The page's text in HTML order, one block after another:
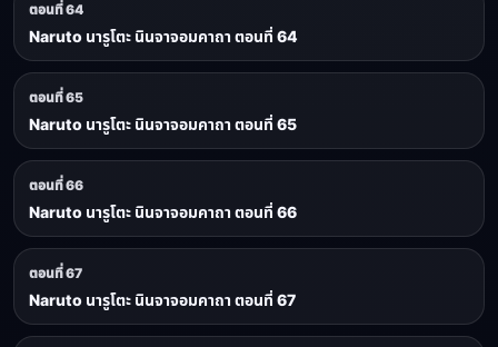
ตอนที่ 64
Naruto นารูโตะ นินจาจอมคาถา ตอนที่ 64
ตอนที่ 65
Naruto นารูโตะ นินจาจอมคาถา ตอนที่ 65
ตอนที่ 66
Naruto นารูโตะ นินจาจอมคาถา ตอนที่ 66
ตอนที่ 67
Naruto นารูโตะ นินจาจอมคาถา ตอนที่ 67